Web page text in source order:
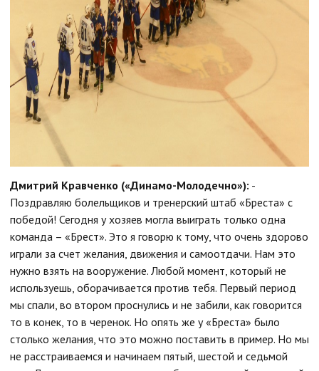
Дмитрий Кравченко («Динамо-Молодечно»): -
Поздравляю болельщиков и тренерский штаб «Бреста» с
победой! Сегодня у хозяев могла выиграть только одна
команда – «Брест». Это я говорю к тому, что очень здорово
играли за счет желания, движения и самоотдачи. Нам это
нужно взять на вооружение. Любой момент, который не
используешь, оборачивается против тебя. Первый период
мы спали, во втором проснулись и не забили, как говорится
то в конек, то в черенок. Но опять же у «Бреста» было
столько желания, что это можно поставить в пример. Но мы
не расстраиваемся и начинаем пятый, шестой и седьмой